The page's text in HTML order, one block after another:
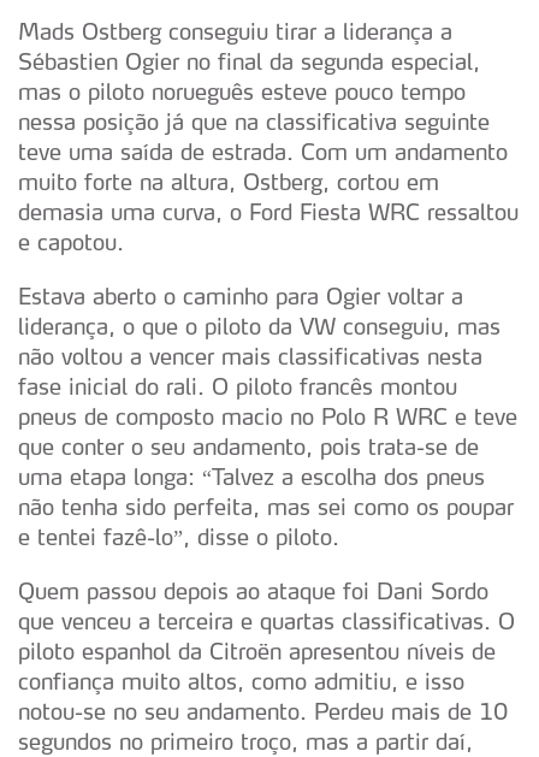
Mads Ostberg conseguiu tirar a liderança a
Sébastien Ogier no final da segunda especial,
mas o piloto norueguês esteve pouco tempo
nessa posição já que na classificativa seguinte
teve uma saída de estrada. Com um andamento
muito forte na altura, Ostberg, cortou em
demasia uma curva, o Ford Fiesta WRC ressaltou
e capotou.
Estava aberto o caminho para Ogier voltar a
liderança, o que o piloto da VW conseguiu, mas
não voltou a vencer mais classificativas nesta
fase inicial do rali. O piloto francês montou
pneus de composto macio no Polo R WRC e teve
que conter o seu andamento, pois trata-se de
uma etapa longa: “Talvez a escolha dos pneus
não tenha sido perfeita, mas sei como os poupar
e tentei fazê-lo”, disse o piloto.
Quem passou depois ao ataque foi Dani Sordo
que venceu a terceira e quartas classificativas. O
piloto espanhol da Citroën apresentou níveis de
confiança muito altos, como admitiu, e isso
notou-se no seu andamento. Perdeu mais de 10
segundos no primeiro troço, mas a partir daí,